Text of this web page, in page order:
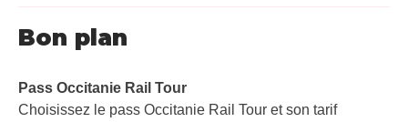
Bon plan
Pass Occitanie Rail Tour​
Choisissez le pass Occitanie Rail Tour et son tarif